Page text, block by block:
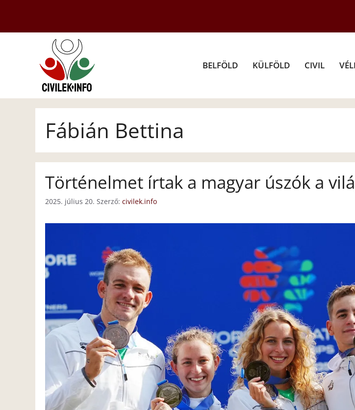
tartalomba
BELFÖLD KÜLFÖLD CIVIL
Fábián Bettina
Történelmet írtak a magyar úszók a
2025. július 20. Szerző: civilek.info